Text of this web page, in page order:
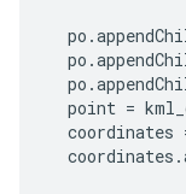
po .
po .
po .
point =
coordinates
coordinates .